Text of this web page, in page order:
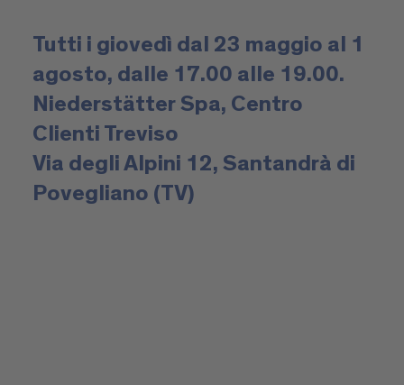
Tutti i giovedì dal 23 maggio al 1
agosto, dalle 17.00 alle 19.00.
Niederstätter Spa, Centro
Clienti Treviso
Via degli Alpini 12, Santandrà di
Povegliano (TV)